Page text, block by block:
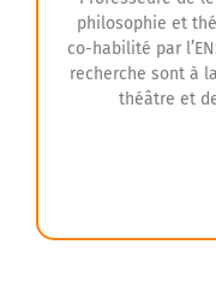
philosophie et
co-habilité par
recherche sont à
théâtre et